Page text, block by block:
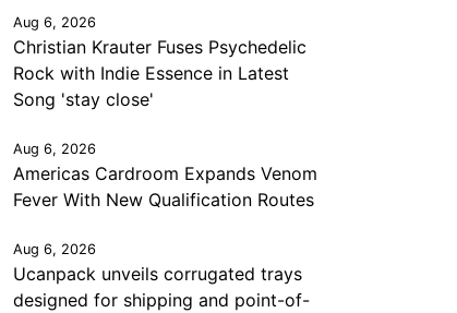
Aug 6, 2026
Christian Krauter Fuses Psychedelic
Rock with Indie Essence in Latest
Song 'stay close'
Aug 6, 2026
Americas Cardroom Expands Venom
Fever With New Qualification Routes
Aug 6, 2026
Ucanpack unveils corrugated trays
designed for shipping and point-of-